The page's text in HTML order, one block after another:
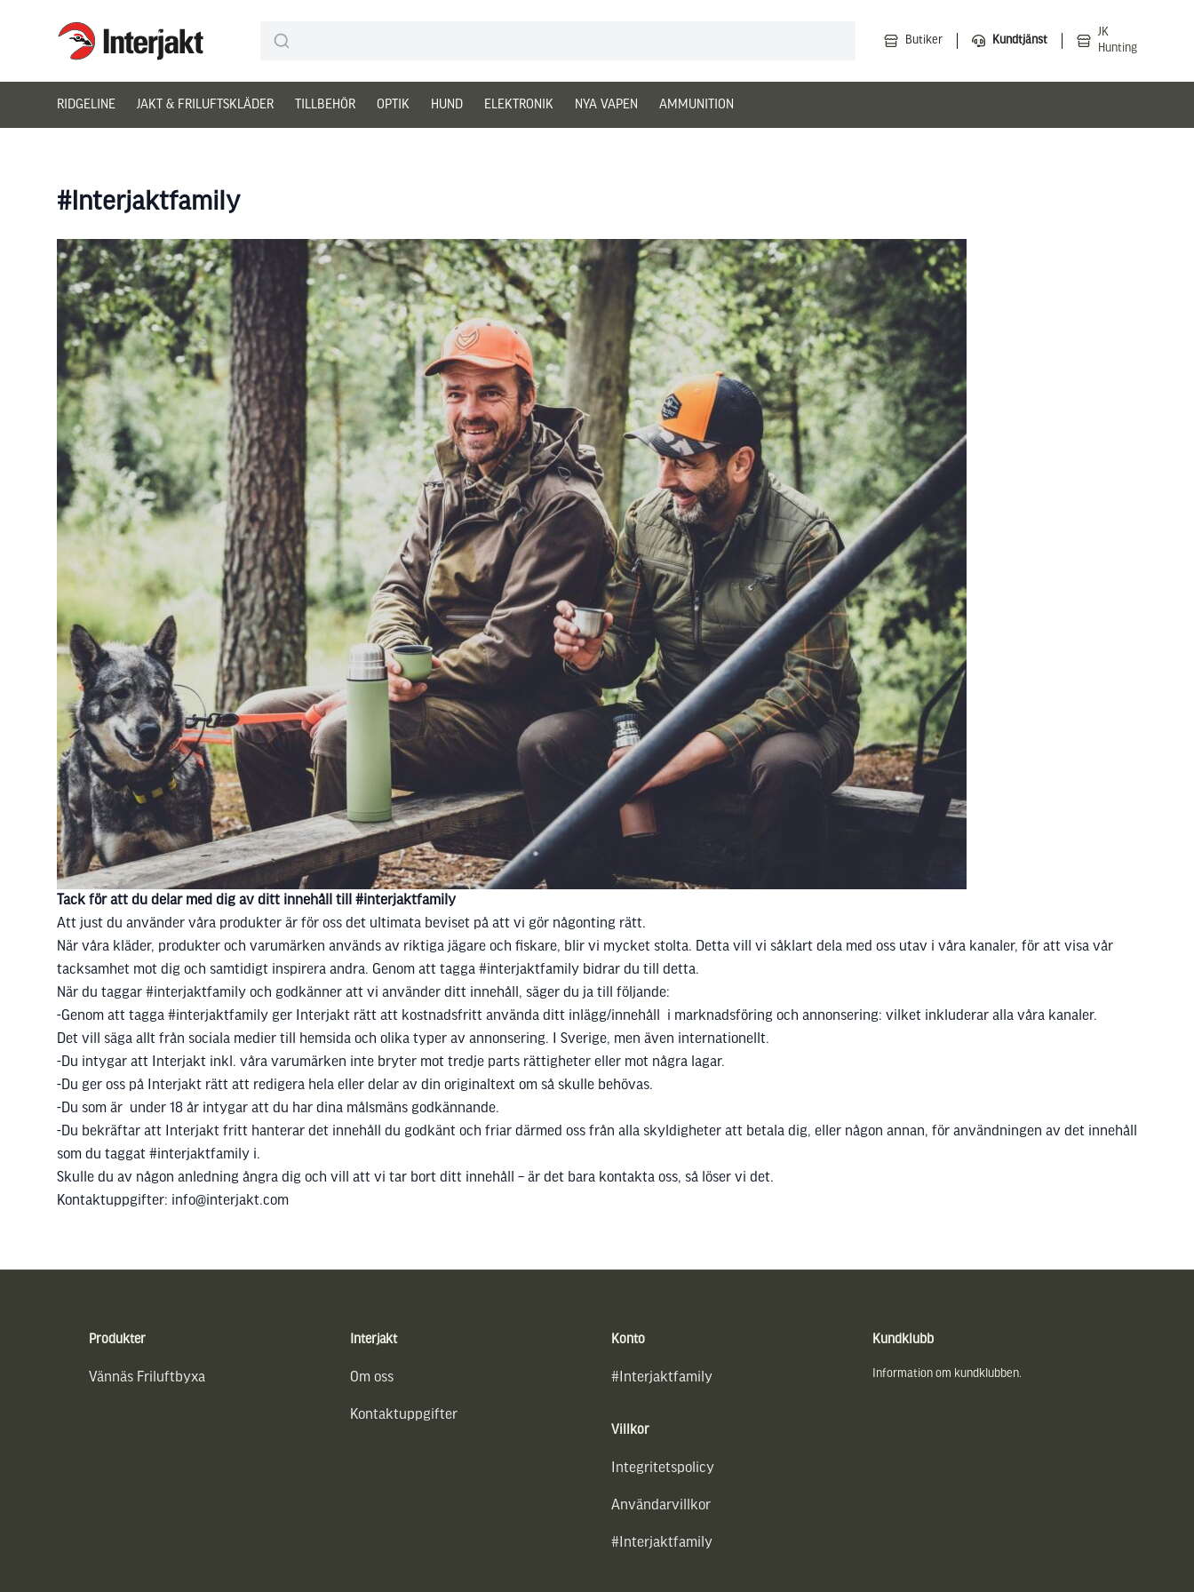
Interjakt SE
Butiker Kundtjänst
JK
Hunting
RIDGELINE JAKT & FRILUFTSKLÄDER TILLBEHÖR OPTIK HUND ELEKTRONIK NYA VAPEN AMMUNITION
#Interjaktfamily
Tack för att du delar med dig av ditt innehåll till #interjaktfamily
Att just du använder våra produkter är för oss det ultimata beviset på att vi gör någonting rätt.
När våra kläder, produkter och varumärken används av riktiga jägare och fiskare, blir vi mycket stolta. Detta vill vi såklart dela med oss utav i våra kanaler, för att visa vår
tacksamhet mot dig och samtidigt inspirera andra. Genom att tagga #interjaktfamily bidrar du till detta.
När du taggar #interjaktfamily och godkänner att vi använder ditt innehåll, säger du ja till följande:
-Genom att tagga #interjaktfamily ger Interjakt rätt att kostnadsfritt använda ditt inlägg/innehåll i marknadsföring och annonsering: vilket inkluderar alla våra kanaler.
Det vill säga allt från sociala medier till hemsida och olika typer av annonsering. I Sverige, men även internationellt.
-Du intygar att Interjakt inkl. våra varumärken inte bryter mot tredje parts rättigheter eller mot några lagar.
-Du ger oss på Interjakt rätt att redigera hela eller delar av din originaltext om så skulle behövas.
-Du som är under 18 år intygar att du har dina målsmäns godkännande.
-Du bekräftar att Interjakt fritt hanterar det innehåll du godkänt och friar därmed oss från alla skyldigheter att betala dig, eller någon annan, för användningen av det innehåll
som du taggat #interjaktfamily i.
Skulle du av någon anledning ångra dig och vill att vi tar bort ditt innehåll – är det bara kontakta oss, så löser vi det.
Kontaktuppgifter: info@interjakt.com
Produkter
Vännäs Friluftbyxa
Interjakt
Om oss
Kontaktuppgifter
Konto
#Interjaktfamily
Villkor
Integritetspolicy
Användarvillkor
#Interjaktfamily
Kundklubb
Information om kundklubben.